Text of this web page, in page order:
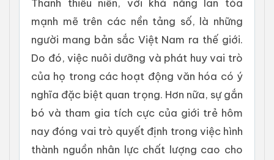
Thanh thiếu niên, với khả năng lan tỏa
mạnh mẽ trên các nền tảng số, là những
người mang bản sắc Việt Nam ra thế giới.
Do đó, việc nuôi dưỡng và phát huy vai trò
của họ trong các hoạt động văn hóa có ý
nghĩa đặc biệt quan trọng. Hơn nữa, sự gắn
bó và tham gia tích cực của giới trẻ hôm
nay đóng vai trò quyết định trong việc hình
thành nguồn nhân lực chất lượng cao cho